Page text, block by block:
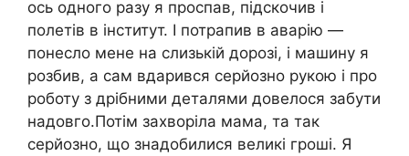
ось одного разу я проспав, підскочив і
полетів в інститут. І потрапив в аварію —
понесло мене на слизькій дорозі, і машину я
розбив, а сам вдарився серйозно рукою і про
роботу з дрібними деталями довелося забути
надовго.Потім захворіла мама, та так
серйозно, що знадобилися великі гроші. Я